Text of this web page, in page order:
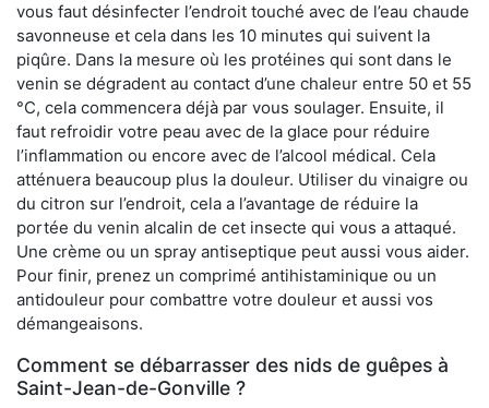
vous faut désinfecter l’endroit touché avec de l’eau chaude
savonneuse et cela dans les 10 minutes qui suivent la
piqûre. Dans la mesure où les protéines qui sont dans le
venin se dégradent au contact d’une chaleur entre 50 et 55
°C, cela commencera déjà par vous soulager. Ensuite, il
faut refroidir votre peau avec de la glace pour réduire
l’inflammation ou encore avec de l’alcool médical. Cela
atténuera beaucoup plus la douleur. Utiliser du vinaigre ou
du citron sur l’endroit, cela a l’avantage de réduire la
portée du venin alcalin de cet insecte qui vous a attaqué.
Une crème ou un spray antiseptique peut aussi vous aider.
Pour finir, prenez un comprimé antihistaminique ou un
antidouleur pour combattre votre douleur et aussi vos
démangeaisons.
Comment se débarrasser des nids de guêpes à
Saint-Jean-de-Gonville ?